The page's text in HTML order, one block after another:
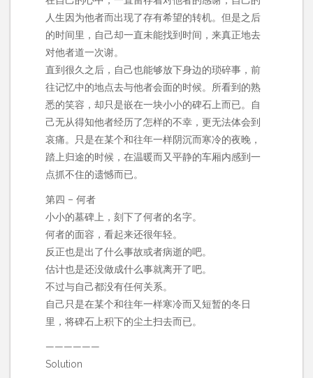
人生因为他者而出现了存有希望的转机。但是之后
的时间里，自己却一直未能找到时间，来真正地去
对他者道一次谢。
直到很久之后，自己也能够放下身边的琐碎事，前
往记忆中的地点去与他者会面的时候。所看到的熟
悉的笑容，却只是嵌在一块小小的碑石上而已。自
己无从得知他者经历了怎样的不幸，更无法体会到
哀痛。只是在某个和往年一样阴沉而寒冷的夜晚，
踏上归途的时候，在温暖而又平静的车厢内感到一
点抓不住的遗憾而已。
第四 – 何者
小小的墓碑上，刻下了何者的名字。
何者的面容，看起来还很年轻。
反正也是出了什么事故或者病逝的吧。
估计也是还没做成什么事就离开了吧。
不过与自己都没有任何关系。
自己只是在某个和往年一样寒冷而又短暂的冬日
里，将碑石上积下的尘土扫去而已。
——————
Solution